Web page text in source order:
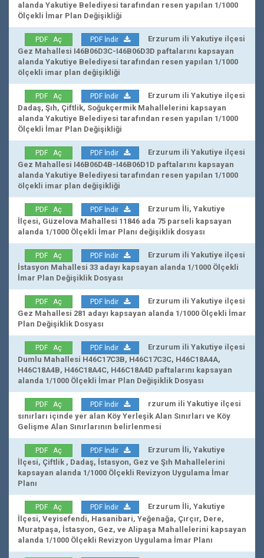
alanda Yakutiye Belediyesi tarafından resen yapılan 1/1000
Ölçekli İmar Plan Değişikliği
PDF Aç PDF İndir
Erzurum ili Yakutiye ilçesi
Gez Mahallesi I46B06D3C-I46B06D3D paftalarını kapsayan
alanda Yakutiye Belediyesi tarafından resen yapılan 1/1000
ölçekli imar plan değişikliği
PDF Aç PDF İndir
Erzurum ili Yakutiye ilçesi
Dadaş, Şıh, Çiftlik, Soğukçermik Mahallelerini kapsayan
alanda Yakutiye Belediyesi tarafından resen yapılan 1/1000
Ölçekli İmar Plan Değişikliği
PDF Aç PDF İndir
Erzurum ili Yakutiye ilçesi
Gez Mahallesi I46B06D4B-I46B06D1D paftalarını kapsayan
alanda Yakutiye Belediyesi tarafından resen yapılan 1/1000
ölçekli imar plan değişikliği
PDF Aç PDF İndir
Erzurum İli, Yakutiye
İlçesi, Güzelova Mahallesi 11846 ada 75 parseli kapsayan
alanda 1/1000 Ölçekli İmar Planı değişiklik dosyası
PDF Aç PDF İndir
Erzurum ili Yakutiye ilçesi
İstasyon Mahallesi 33 adayı kapsayan alanda 1/1000 Ölçekli
İmar Plan Değişiklik Dosyası
PDF Aç PDF İndir
Erzurum ili Yakutiye ilçesi
Gez Mahallesi 281 adayı kapsayan alanda 1/1000 Ölçekli İmar
Plan Değişiklik Dosyası
PDF Aç PDF İndir
Erzurum ili Yakutiye ilçesi
Dumlu Mahallesi H46C17C3B, H46C17C3C, H46C18A4A,
H46C18A4B, H46C18A4C, H46C18A4D paftalarını kapsayan
alanda 1/1000 Ölçekli İmar Plan Değişiklik Dosyası
PDF Aç PDF İndir
rzurum ili Yakutiye ilçesi
sınırları içinde yer alan Köy Yerleşik Alan Sınırları ve Köy
Gelişme Alan Sınırlarının belirlenmesi
PDF Aç PDF İndir
Erzurum İli, Yakutiye
İlçesi, Çiftlik , Dadaş, İstasyon, Gez ve Şıh Mahallelerini
kapsayan alanda 1/1000 Ölçekli Revizyon Uygulama İmar
Planı
PDF Aç PDF İndir
Erzurum İli, Yakutiye
İlçesi, Veyisefendi, Hasanibari, Yeğenağa, Çırçır, Dere,
Muratpaşa, İstasyon, Gez, ve Alipaşa Mahallelerini kapsayan
alanda 1/1000 Ölçekli Revizyon Uygulama İmar Planı